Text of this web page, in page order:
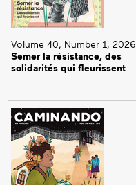
Volume 40, Number 1, 2026
Semer la résistance, des
solidarités qui fleurissent